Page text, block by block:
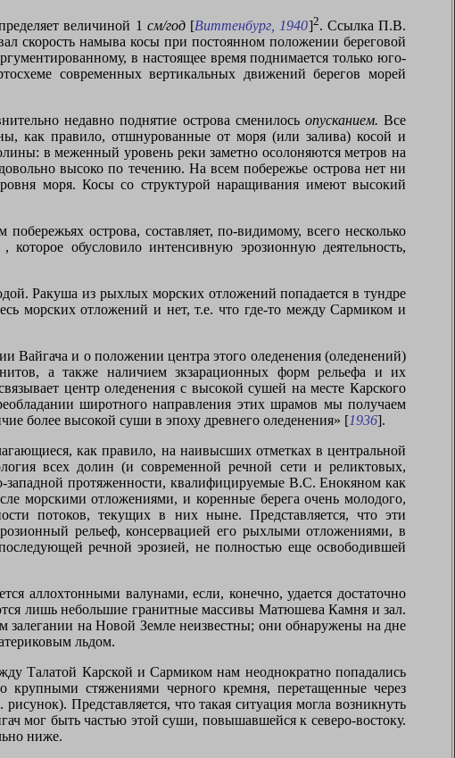
величиной 1 см/год [Виттенбург, 1940]2. Ссылка П.В.
скорость намыва косы при постоянном положении береговой
в настоящее время поднимается только юго-
современных вертикальных движений берегов морей
недавно поднятие острова сменилось опусканием.Все
как правило, отшнурованные от моря (или залива) косой и
в меженный уровень реки заметно осолоняются метров на
высоко по течению. На всем побережье острова нет ни
моря. Косы со структурой наращивания имеют высокий
острова, составляет, по-видимому, всего несколько
,которое обусловило интенсивную эрозионную деятельность,
Ракуша из рыхлых морских отложений попадается в тундре
морских отложений и нет, т.е. что где-то между Сармиком и
Вайгача и о положении центра этого оледенения (оледенений)
а также наличием зкзарационных форм рельефа и их
центр оледенения с высокой сушей на месте Карского
широтного направления этих шрамов мы получаем
более высокой суши в эпоху древнего оледенения» [1936].
как правило, на наивысших отметках в центральной
всех долин (и современной речной сети и реликтовых,
западной протяженности, квалифицируемые В.С. Енокяном как
морскими отложениями, и коренные берега очень молодого,
потоков, текущих в них ныне. Представляется, что эти
рельеф, консервацией его рыхлыми отложениями, в
речной эрозией, не полностью еще освободившей
аллохтонными валунами, если, конечно, удается достаточно
лишь небольшие гранитные массивы Матюшева Камня и зал.
залегании на Новой Земле неизвестны; они обнаружены на дне
льдом.
Талатой Карской и Сармиком нам неоднократно попадались
крупными стяжениями черного кремня, перетащенные через
Представляется, что такая ситуация могла возникнуть
мог быть частью этой суши, повышавшейся к северо-востоку.
ниже.